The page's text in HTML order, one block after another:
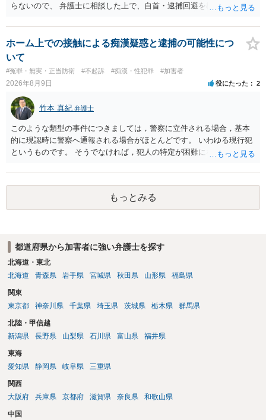
らないので、 弁護士に相談した上で、自首・逮捕回避を検討して下さ
童の性的な部位（性器等若しくはその周辺部、臀でん部又は胸部をい
う。）が露出され又は強調されているものであり、かつ、性欲を興奮
させ又は刺激するもの
ホーム上での接触による痴漢疑惑と逮捕の可能性につ
いて
#冤罪・無実・正当防衛 #不起訴 #痴漢・性犯罪 #加害者
2026年8月9日 役にたった 2
竹本 真紀 弁護士
このような類型の事件につきましては，警察に立件される場合，基本
的に現認時に警察へ通報される場合がほとんどです。 いわゆる現行犯
というものです。 そうでなければ，犯人の特定が困難になってしまい
（事件性）とともに，誰の行為かの判断がされる（犯人性）が必要な
のですが，現認時に警察が臨場できる場合以外は，基本的に犯人性を
特定することができません。もちろん，常習性が顕著で，既に前科を
有していて警察に把握されていれば別ですが，そのような方は，この
握されていることがありませんので，犯人性が特定されることはあり
ません。したがって，自分が犯人であるとされることはないのです。
ですから，相談者の場合は，大丈夫です。安心してください。それで
れば，酔っていて偶然の出来事か，意図的に偶然を装うように触った
のかは，わかります。触る瞬間ではなくて，触るまでの状況の方が重
要です。酔っていてふらついていたのであれば，そのときだけふらつ
くなるわけではありません。ですから，本件では，意図的だと疑われ
ることはないと思います。その雰囲気は，当たってしまった女性にも
伝わっていたのでしょう。ですから大丈夫です。なお，故意は，主観
人の話（故意を否認する話）が実際の状況と矛盾しないかだけの話で
す。 ②について 犯人性が特定できませんから，逮捕や呼出の可能性は
ないと思います。 ③について ②がないので，③はそもそもないことが
もっとみる
都道府県から加害者に強い弁護士を探す
北海道・東北
北海道
青森県 岩手県 宮城県 秋田県 山形県 福島県
関東
東京都
神奈川県 千葉県 埼玉県 茨城県 栃木県 群馬県
北陸・甲信越
新潟県
長野県 山梨県 石川県 富山県 福井県
東海
愛知県
静岡県 岐阜県 三重県
関西
大阪府
兵庫県 京都府 滋賀県 奈良県 和歌山県
中国